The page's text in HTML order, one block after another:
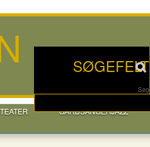
SØGEFELT
Søg
GÅRDSANGERJAZZ